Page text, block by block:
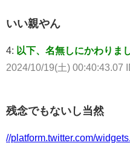
いい親やん
4: 以下、名無しにかわりま
2024/10/19(土) 00:40:43.07
残念でもないし当然
//platform.twitter.com/